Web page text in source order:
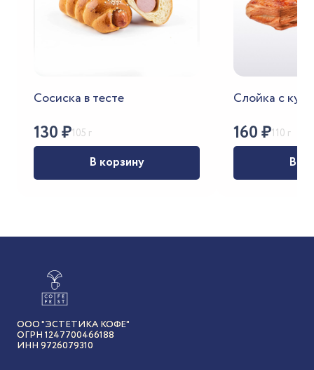
Сосиска в тесте
130₽105 г
В корзину
Слойка с
160₽110 г
В
ООО "ЭСТЕТИКА КОФЕ"
ОГРН 1247700466188
ИНН 9726079310